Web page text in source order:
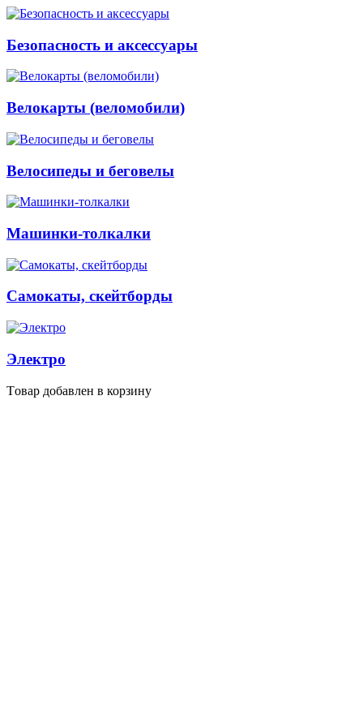
Безопасность и аксессуары
Велокарты (веломобили)
Велосипеды и беговелы
Машинки-толкалки
Самокаты, скейтборды
Электро
Tовар добавлен в корзину